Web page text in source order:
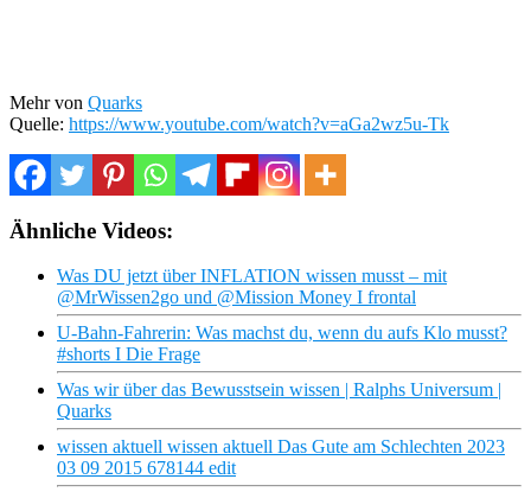
Mehr von Quarks
Quelle: https://www.youtube.com/watch?v=aGa2wz5u-Tk
Ähnliche Videos:
Was DU jetzt über INFLATION wissen musst – mit
@MrWissen2go und @Mission Money I frontal
U-Bahn-Fahrerin: Was machst du, wenn du aufs Klo musst?
#shorts I Die Frage
Was wir über das Bewusstsein wissen | Ralphs Universum |
Quarks
wissen aktuell wissen aktuell Das Gute am Schlechten 2023
03 09 2015 678144 edit